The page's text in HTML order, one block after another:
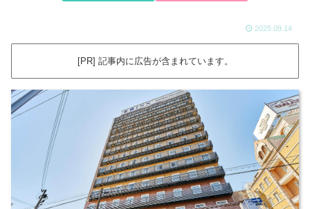
2025.09.14
[PR] 記事内に広告が含まれています。